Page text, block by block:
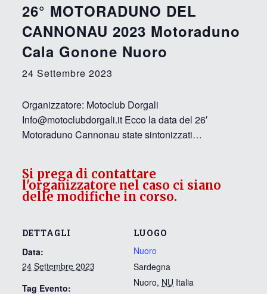
26° MOTORADUNO DEL
CANNONAU 2023 Motoraduno
Cala Gonone Nuoro
24 Settembre 2023
Organizzatore: Motoclub Dorgali
Info@motoclubdorgali.it Ecco la data del 26′
Motoraduno Cannonau state sintonizzati…
DETTAGLI
Data:
24 Settembre 2023
Tag Evento:
LUOGO
Nuoro
Sardegna
Nuoro, NU Italia
Si prega di contattare
l'organizzatore nel caso ci siano
delle modifiche in corso.